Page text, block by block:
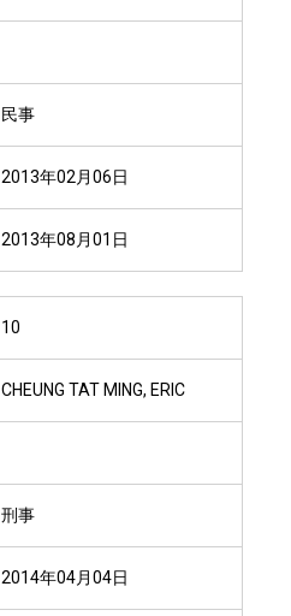
民事
2013年02月06日
2013年08月01日
10
CHEUNG TAT MING, ERIC
刑事
2014年04月04日